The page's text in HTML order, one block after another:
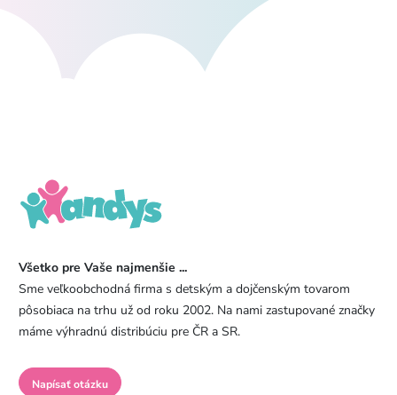
Všetko pre Vaše najmenšie ...
Sme veľkoobchodná firma s detským a dojčenským tovarom
pôsobiaca na trhu už od roku 2002. Na nami zastupované značky
máme výhradnú distribúciu pre ČR a SR.
Napísať otázku